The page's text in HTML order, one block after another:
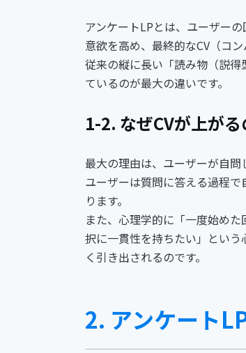
アンケートLPとは、ユーザー
意欲を高め、最終的なCV（コ
従来の縦に長い「読み物（説
ているのが最大の違いです。
1-2. なぜCVが上が
最大の理由は、ユーザーが自問
ユーザーは質問に答える過程
ります。
また、心理学的に「一度始め
択に一貫性を持ちたい」とい
く引き出されるのです。
2. アンケート